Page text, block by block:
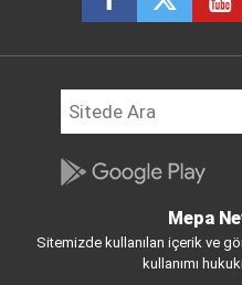
Mepa
Sitemizde kullanılan içerik ve
kullanımı